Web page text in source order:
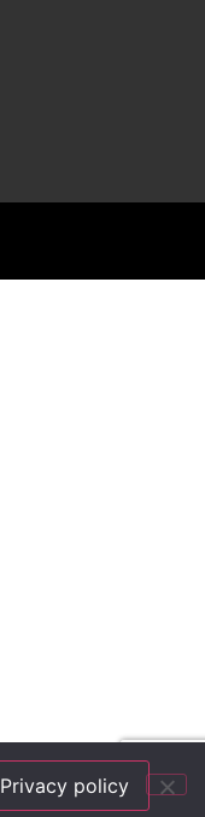
Privacy policy